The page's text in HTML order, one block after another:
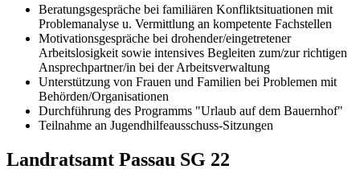
Beratungsgespräche bei familiären Konfliktsituationen mit
Problemanalyse u. Vermittlung an kompetente Fachstellen
Motivationsgespräche bei drohender/eingetretener
Arbeitslosigkeit sowie intensives Begleiten zum/zur richtigen
Ansprechpartner/in bei der Arbeitsverwaltung
Unterstützung von Frauen und Familien bei Problemen mit
Behörden/Organisationen
Durchführung des Programms "Urlaub auf dem Bauernhof"
Teilnahme an Jugendhilfeausschuss-Sitzungen
Landratsamt Passau SG 22